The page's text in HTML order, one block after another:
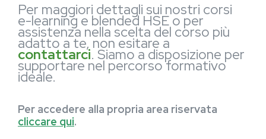
Per maggiori dettagli sui nostri corsi
e-learning e blended HSE o per
assistenza nella scelta del corso più
adatto a te, non esitare a
contattarci. Siamo a disposizione per
supportare nel percorso formativo
ideale.
Per accedere alla propria area riservata
cliccare qui.